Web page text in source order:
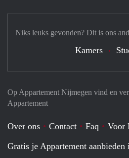
Op Appartement Nijmegen vind en
Appartement
Over ons Contact Faq Voor
Gratis je Appartement
Niks leuks gevonden? Dit is ons
Kamers